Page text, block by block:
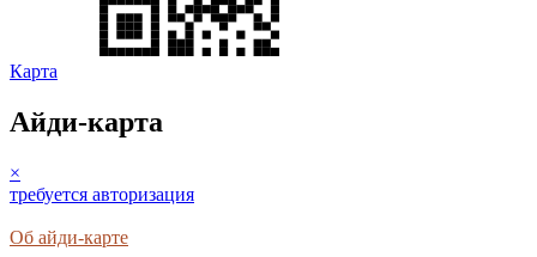
Карта
Айди-карта
×
требуется авторизация
Об айди-карте